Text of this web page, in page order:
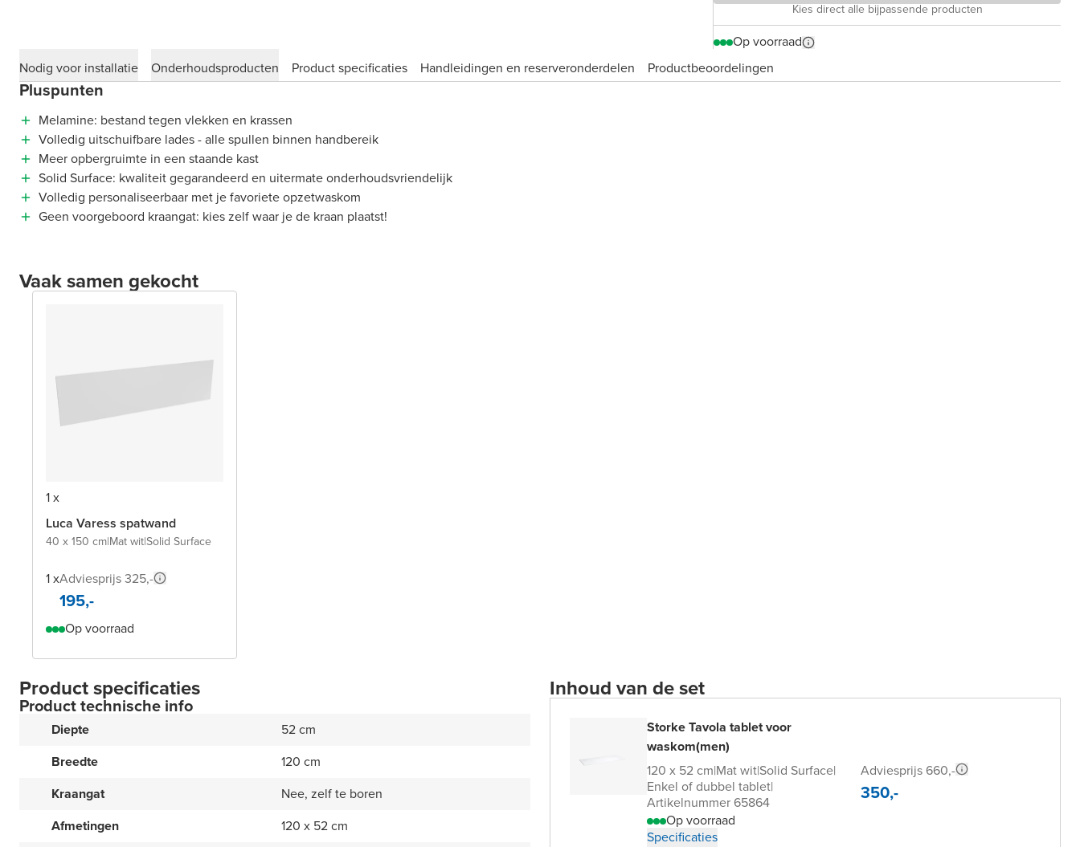
Kies direct alle bijpassende producten
Op voorraad
Nodig voor installatie
Onderhoudsproducten Product specificaties Handleidingen en reserveronderdelen Product­beoordelingen
Pluspunten
Melamine: bestand tegen vlekken en krassen
Volledig uitschuifbare lades - alle spullen binnen handbereik
Meer opbergruimte in een staande kast
Solid Surface: kwaliteit gegarandeerd en uitermate onderhoudsvriendelijk
Volledig personaliseerbaar met je favoriete opzetwaskom
Geen voorgeboord kraangat: kies zelf waar je de kraan plaatst!
Vaak samen gekocht
1 x
Luca Varess spatwand
40 x 150 cm|Mat wit|Solid Surface
1 xAdviesprijs 325,-
195,-
Op voorraad
Product specificaties
Product technische info
Diepte
52 cm
Breedte
120 cm
Kraangat
Nee, zelf te boren
Afmetingen
120 x 52 cm
Inhoud van de set
Storke Tavola tablet voor
waskom(men)
120 x 52 cm|Mat wit|Solid Surface|
Enkel of dubbel tablet|
Artikelnummer 65864
Op voorraad
Specificaties
Adviesprijs 660,-
350,-